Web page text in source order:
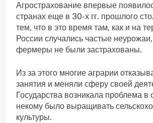
Агрострахование впервые
странах еще в 30-х гг. прошлого
тем, что в это время там, как и на
России случались частые
фермеры не были застрахованы.
Из за этого многие аграрии
занятия и меняли сферу своей
Государства возникала проблема в
некому было выращивать
культуры.